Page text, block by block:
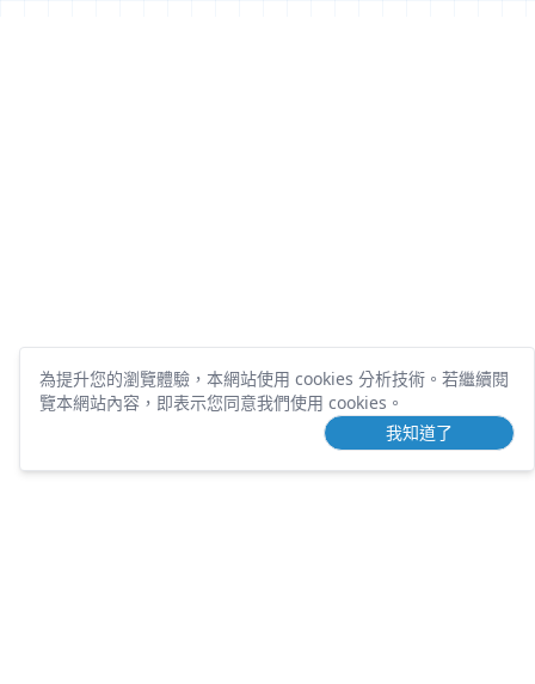
為提升您的瀏覽體驗，本網站使用 cookies 分析技術。 若繼續閱
覽本網站內容，即表示您同意我們使用 cookies。
我知道了